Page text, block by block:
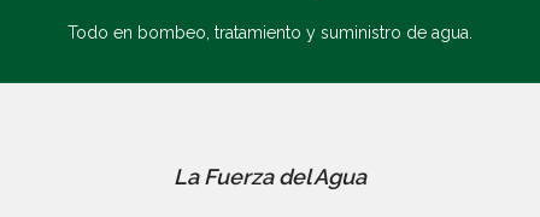
Todo en bombeo, tratamiento y suministro de agua.
La Fuerza del Agua